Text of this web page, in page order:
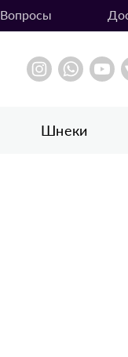
Вопросы
Шнеки